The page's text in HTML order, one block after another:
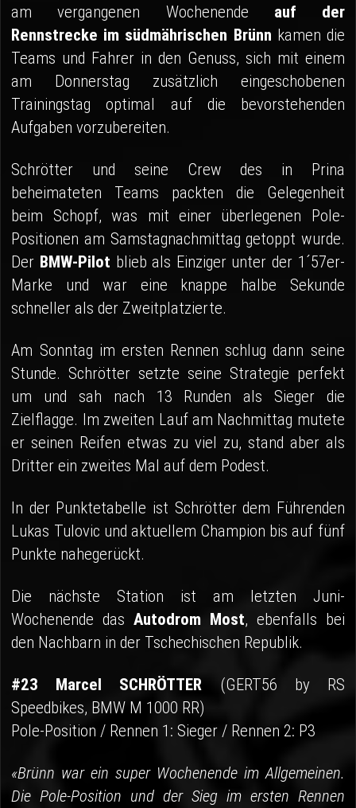
am vergangenen Wochenende auf der
Rennstrecke im südmährischen Brünn kamen die
Teams und Fahrer in den Genuss, sich mit einem
am Donnerstag zusätzlich eingeschobenen
Trainingstag optimal auf die bevorstehenden
Aufgaben vorzubereiten.
Schrötter und seine Crew des in Prina
beheimateten Teams packten die Gelegenheit
beim Schopf, was mit einer überlegenen Pole-
Positionen am Samstagnachmittag getoppt wurde.
Der BMW-Pilot blieb als Einziger unter der 1´57er-
Marke und war eine knappe halbe Sekunde
schneller als der Zweitplatzierte.
Am Sonntag im ersten Rennen schlug dann seine
Stunde. Schrötter setzte seine Strategie perfekt
um und sah nach 13 Runden als Sieger die
Zielflagge. Im zweiten Lauf am Nachmittag mutete
er seinen Reifen etwas zu viel zu, stand aber als
Dritter ein zweites Mal auf dem Podest.
In der Punktetabelle ist Schrötter dem Führenden
Lukas Tulovic und aktuellem Champion bis auf fünf
Punkte nahegerückt.
Die nächste Station ist am letzten Juni-
Wochenende dasAutodrom Most, ebenfalls bei
den Nachbarn in der Tschechischen Republik.
#23 Marcel SCHRÖTTER (GERT56 by RS
Speedbikes, BMW M 1000 RR)
Pole-Position / Rennen 1: Sieger / Rennen 2: P3
«Brünn war ein super Wochenende im Allgemeinen.
Die Pole-Position und der Sieg im ersten Rennen